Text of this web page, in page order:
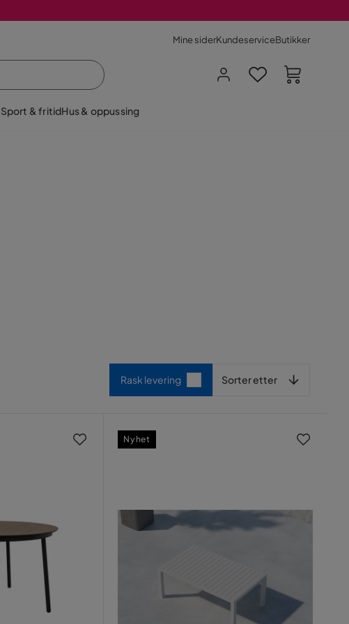
Mine siderKundeserviceButikker
Sport & fritidHus & oppussing
Rask levering Sorter etter
Nyhet